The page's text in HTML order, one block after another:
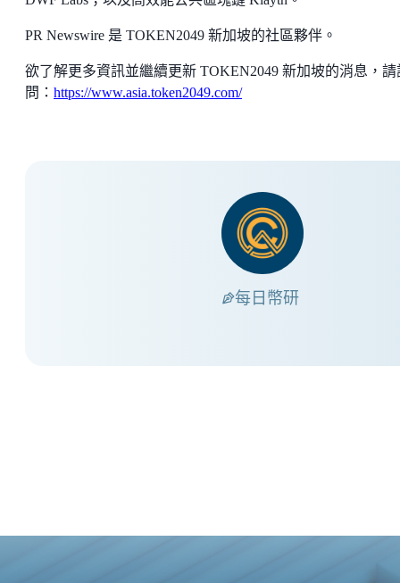
PR Newswire 是 TOKEN2049 新加坡的社區夥伴。
欲了解更多資訊並繼續更新 TOKEN2049 新加坡的消息，請
問： https://www.asia.token2049.com/
每日幣研